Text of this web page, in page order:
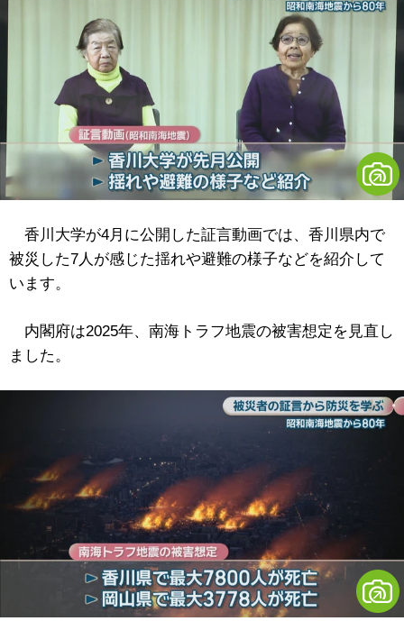
香川大学が4月に公開した証言動画では、香川県内で
被災した7人が感じた揺れや避難の様子などを紹介して
います。
内閣府は2025年、南海トラフ地震の被害想定を見直し
ました。